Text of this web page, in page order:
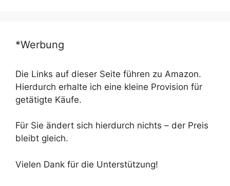
*Werbung
Die Links auf dieser Seite führen zu Amazon.
Hierdurch erhalte ich eine kleine Provision für
getätigte Käufe.
Für Sie ändert sich hierdurch nichts – der Preis
bleibt gleich.
Vielen Dank für die Unterstützung!